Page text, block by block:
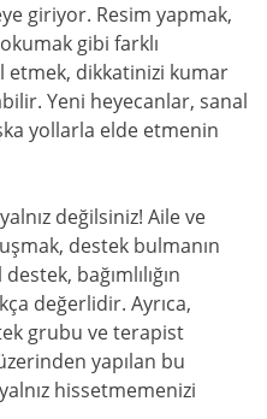
giriyor. Resim yapmak,
gibi farklı
etmek, dikkatinizi kumar
Yeni heyecanlar, sanal
yollarla elde etmenin
değilsiniz! Aile ve
destek bulmanın
bağımlılığın
değerlidir. Ayrıca,
grubu ve terapist
yapılan bu
hissetmemenizi